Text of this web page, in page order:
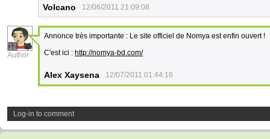
Volcano 12/06/2011 21:09:08
12
Author
Annonce très importante : Le site officiel de Nomya est enfin ouvert !
C'est ici : http://nomya-bd.com/
Alex Xaysena 12/07/2011 01:44:16
Log-in to comment